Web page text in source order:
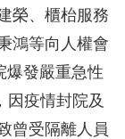
榮、櫃枱服務
鴻等向人權會
爆發嚴重急性
因疫情封院及
曾受隔離人員